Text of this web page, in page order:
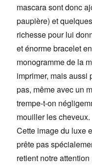
mascara sont donc
paupière) et
richesse pour lui
et énorme bracelet
monogramme de la
imprimer, mais aussi
pas, même avec un
trempe-t-on
mouiller les cheveux.
Cette image du luxe
prête pas
retient notre